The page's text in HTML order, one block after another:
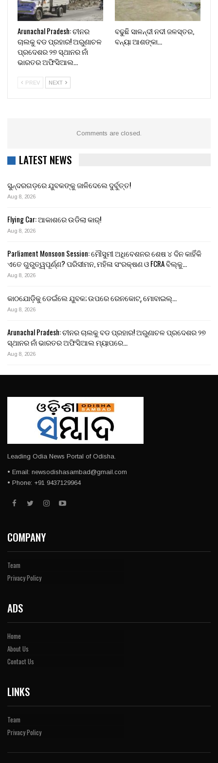
Arunachal Pradesh: ଚୀନର
ଚାଲକୁ ବଡ ପ୍ରହାର! ଅରୁଣାଚଳ
ପ୍ରଦେଶର ୨୭ ସ୍ଥାନର ନାଁ
ଭାରତର ଅଫିସିଆଲ…
ବଢୁଛି ସାଳନ୍ଦୀ ନଦୀ ଜଳସ୍ତର,
ବନ୍ୟା ଆଶଙ୍କା…
PREV NEXT
Comments are closed.
LATEST NEWS
ସୁନ୍ଦରଗଡ଼ରେ ଯୁବକଙ୍କୁ ଜାଳିଦେଲେ ଦୁର୍ବୁତ୍ତ!
Aug 8, 2026
Flying Car: ଆକାଶରେ ଉଡିଲା କାର୍!
Aug 8, 2026
Parliament Monsoon Session: ମୌସୁମୀ ଅଧିବେଶନର ଶେଷ ୪ ଦିନ କାହିଁକି
ଏତେ ଗୁରୁତ୍ୱପୂର୍ଣ୍ଣ? ପରିସୀମନ, ମହିଳା ସଂରକ୍ଷଣ ଓ FCRA ବିଲ୍‌କୁ…
Aug 8, 2026
କାଠଯୋଡ଼ିକୁ ଡେଇଁଲେ ଯୁବକ; ଉପରେ ରେନକୋଟ୍, ମୋବାଇଲ୍…
Aug 8, 2026
Arunachal Pradesh: ଚୀନର ଚାଲକୁ ବଡ ପ୍ରହାର! ଅରୁଣାଚଳ ପ୍ରଦେଶର ୨୭
ସ୍ଥାନର ନାଁ ଭାରତର ଅଫିସିଆଲ ମ୍ୟାପରେ…
Aug 8, 2026
Leading Odia News Portal of Odisha.
• Email: newsodishasambad@gmail.com
• Phone: +91 9437129964
COMPANY
Team
Privacy Policy
ADS
Home
About Us
Contact Us
LINKS
Team
Privacy Policy